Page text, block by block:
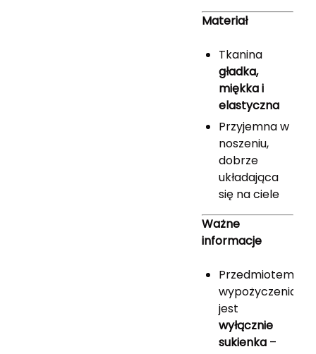
Materiał
Tkanina
gładka,
miękka i
elastyczna
Przyjemna w
noszeniu,
dobrze
układająca
się na ciele
Ważne
informacje
Przedmiotem
wypożyczenia
jest
wyłącznie
sukienka –